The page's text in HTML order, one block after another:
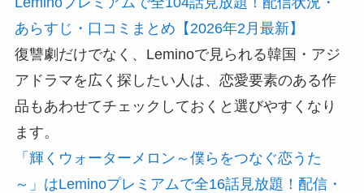
あらすじ・口コミまとめ【2026年2月最新】
復讐劇だけでなく、Leminoで見られる韓国・アジ
アドラマを広く探したい人は、恋愛要素のある作
品もあわせてチェックしておくと選びやすくなり
ます。
「輝くウォーターメロン～僕らをつなぐ恋うた
～」はLeminoプレミアムで全16話見放題！配信・